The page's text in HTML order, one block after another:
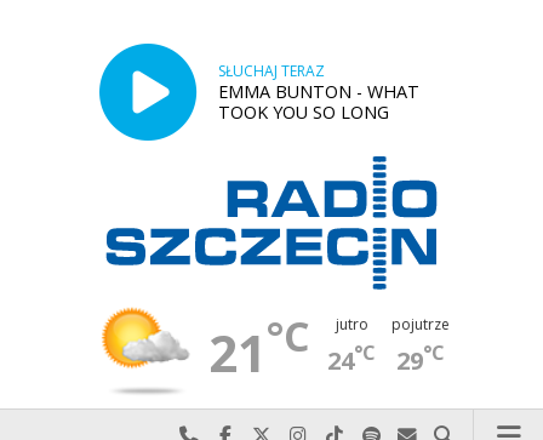
SŁUCHAJ TERAZ
EMMA BUNTON - WHAT
TOOK YOU SO LONG
21°C jutro
24°C
pojutrze
29°C